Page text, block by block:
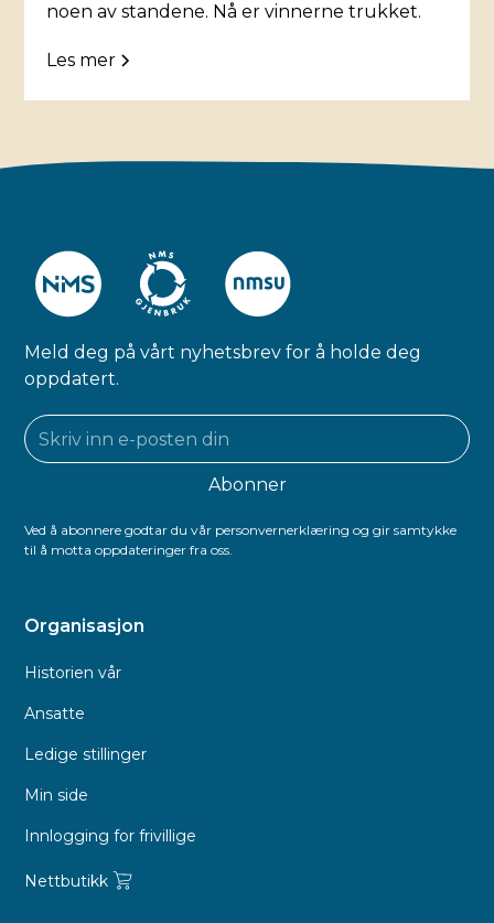
noen av standene. Nå er vinnerne trukket.
Les mer
Meld deg på vårt nyhetsbrev for å holde deg
oppdatert.
Ved å abonnere godtar du vår personvernerklæring og gir samtykke
til å motta oppdateringer fra oss.
Organisasjon
Historien vår
Ansatte
Ledige stillinger
Min side
Innlogging for frivillige
Nettbutikk